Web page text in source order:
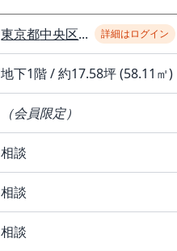
東京都中央区... 詳細はログイン
地下1階 / 約17.58坪 (58.11㎡)
（会員限定）
相談
相談
相談